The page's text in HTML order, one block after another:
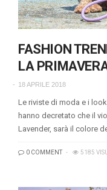
FASHION
LA
18 APRILE 2018
Le riviste di moda e i
hanno decretato che il
Lavender, sarà il colore
0 COMMENT 5185